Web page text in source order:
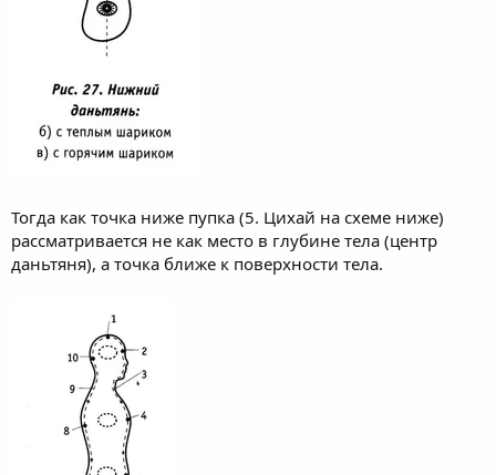
Тогда как точка ниже пупка (5. Цихай на схеме ниже)
рассматривается не как место в глубине тела (центр
даньтяня), а точка ближе к поверхности тела.